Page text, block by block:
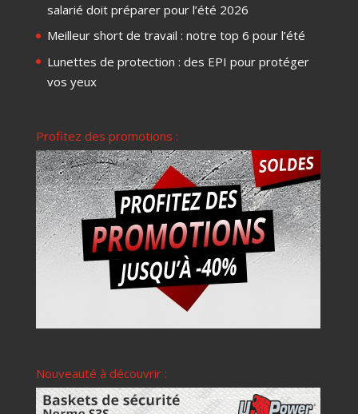
salarié doit préparer pour l’été 2026
Meilleur short de travail : notre top 6 pour l’été
Lunettes de protection : des EPI pour protéger
vos yeux
Profitez des promotions :
Nouveauté à découvrir :